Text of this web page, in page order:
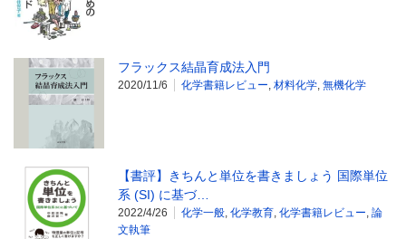
フラックス結晶育成法入門
2020/11/6 化学書籍レビュー, 材料化学, 無機化学
【書評】きちんと単位を書きましょう 国際単位
系 (SI) に基づ…
2022/4/26 化学一般, 化学教育, 化学書籍レビュー, 論
文執筆